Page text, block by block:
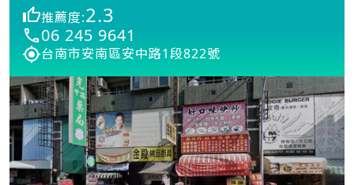
推薦度:2.3
06 245 9641
台南市安南區安中路1段822號